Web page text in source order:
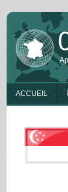
ACCUEIL